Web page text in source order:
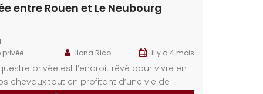
entre Rouen et Le Neubourg
privée
Ilona Rico il y a 4 mois
privée est l’endroit rêvé pour vivre en
chevaux tout en profitant d’une vie de